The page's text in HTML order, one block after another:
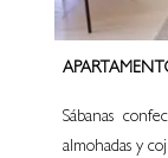
Sábanas
almohadas y